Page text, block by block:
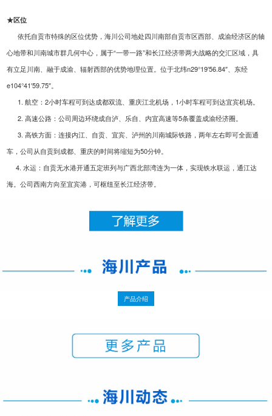
★区位
依托自贡市特殊的区位优势，海川公司地处四川南部自贡市区西部、成渝经济区的轴
心地带和川南城市群几何中心，属于“一带一路”和长江经济带两大战略的交汇区域，具
有立足川南、融于成渝、辐射西部的优势地理位置。位于北纬n29°19′56.84″、东经
e104°41′59.75″。
1. 航空：2小时车程可到达成都双流、重庆江北机场，1小时车程可到达宜宾机场。
2. 高速公路：公司周边环绕成自泸、乐自、内宜高速等5条覆盖成渝经济圈。
3. 高铁方面：连接内江、自贡、宜宾、泸州的川南城际铁路，两年左右即可全面通
车，公司从自贡到成都、重庆的时间将缩短为50分钟。
4. 水运：自贡无水港开通五定班列与广西北部湾连为一体，实现铁水联运，通江达
海。公司西南方向至宜宾港，可枢纽至长江经济带。
产品介绍